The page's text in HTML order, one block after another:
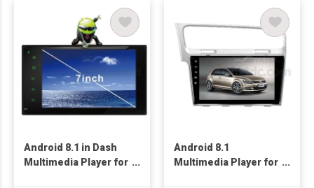
Android 8.1 in Dash
Multimedia Player for
Android 8.1
Multimedia Player for